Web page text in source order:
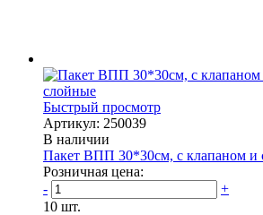
Быстрый просмотр
Артикул: 250039
В наличии
Пакет ВПП 30*30см, с клапаном и
Розничная цена:
-
+
10 шт.